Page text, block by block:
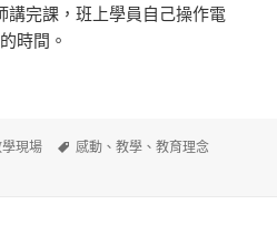
講完課，班上學員自己操作電
時間。
現場
標
感動 、教學 、教育理念